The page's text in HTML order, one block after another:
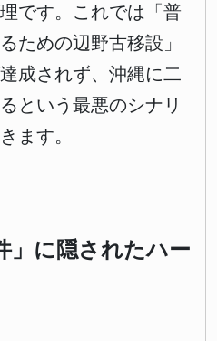
です。これでは「普
ための辺野古移設」
成されず、沖縄に二
という最悪のシナリ
ます。
」に隠されたハー